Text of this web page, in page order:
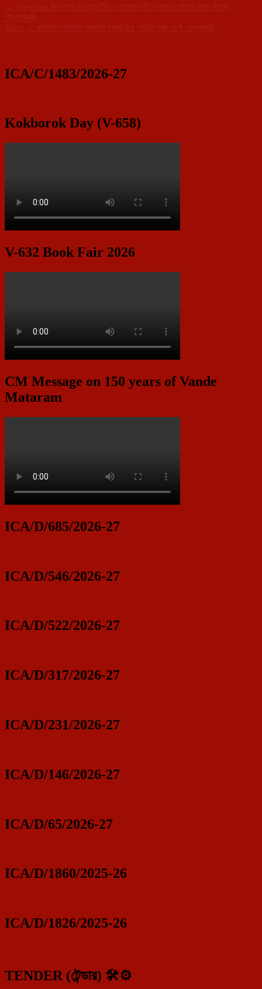
Post
navigation
← Previous Previous
দিল্লিতে দায়িত্বশীল ও সংবেদনশীল সরকার গঠনের ডাক দিলেন
প্রধানমন্ত্রী
Next → Next
ধর্মনগর বিবিআই ময়দানে বিশ্ব হিন্দু শান্তি যজ্ঞ ১৪ই ফেব্রুয়ারী
Widget
ICA/C/1483/2026-27
Kokborok Day (V-658)
V-632 Book Fair 2026
CM Message on 150 years of Vande
Mataram
ICA/D/685/2026-27
ICA/D/546/2026-27
ICA/D/522/2026-27
ICA/D/317/2026-27
ICA/D/231/2026-27
ICA/D/146/2026-27
ICA/D/65/2026-27
ICA/D/1860/2025-26
ICA/D/1826/2025-26
TENDER (টেন্ডার) 🛠️⚙️